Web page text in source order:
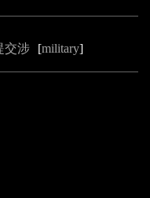
交涉 [military]